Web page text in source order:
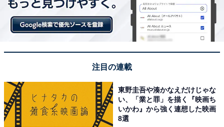
注目の連載
東野圭吾や湊かなえだけじゃな
い、「業と罪」を描く『映画ち
いかわ』から強く連想した映画
8選